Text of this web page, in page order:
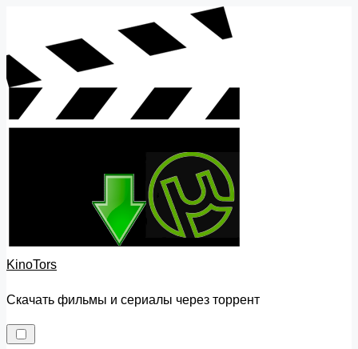
content
KinoTors
Скачать фильмы и сериалы через торрент